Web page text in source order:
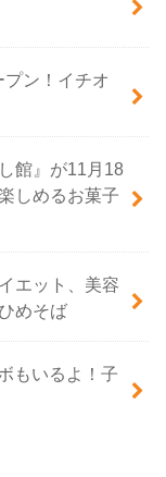
ン！イチオ
館』が11月18
しめるお菓子
エット、美容
めそば
もいるよ！子